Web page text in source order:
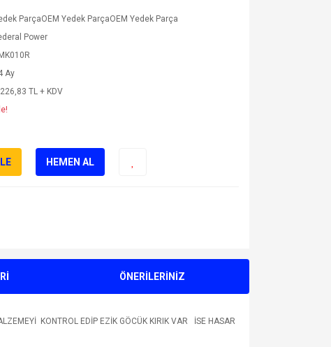
ParçaOEM Yedek ParçaOEM Yedek Parça
Power
Ay
TL + KDV
HEMEN AL
ÖNERİLERİNİZ
KONTROL EDİP EZİK GÖCÜK KIRIK VAR İSE HASAR